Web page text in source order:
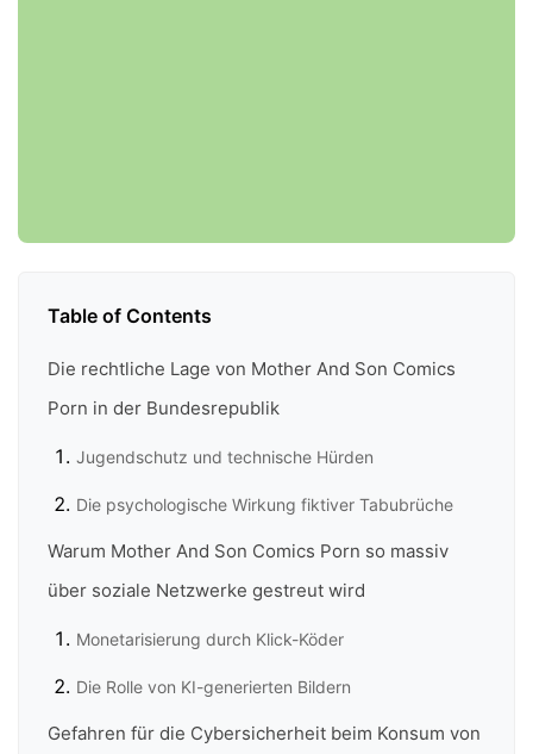
Table of Contents
Die rechtliche Lage von Mother And Son Comics
Porn in der Bundesrepublik
Jugendschutz und technische Hürden
Die psychologische Wirkung fiktiver Tabubrüche
Warum Mother And Son Comics Porn so massiv
über soziale Netzwerke gestreut wird
Monetarisierung durch Klick-Köder
Die Rolle von KI-generierten Bildern
Gefahren für die Cybersicherheit beim Konsum von